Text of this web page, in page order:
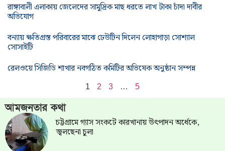
রাঙ্গাবালী এলাকায় জেলেদের সামুদ্রিক মাছ ধরতে লাখ টাকা চাঁদা দাবীর
অভিযোগ
বন্যায় ক্ষতিগ্রস্ত পরিবারের মাঝে ঢেউটিন দিলেন লোহাগাড়া সোশ্যাল
সোসাইটি
রেলওয়ে সিজিডি শাখার নবগঠিত কমিটির অভিষেক অনুষ্ঠান সম্পন্ন
1 2 3 … 5
আমজনতার কথা
চট্টগ্রামে গ্যাস সংকটে কারখানায় উৎপাদন অর্ধেকে,
জ্বলছেনা চুলা